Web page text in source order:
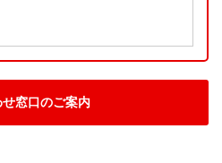
せ窓口のご案内